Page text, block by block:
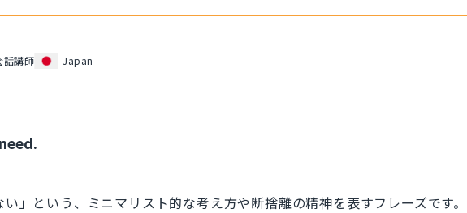
話講師
Japan
い」という、ミニマリスト的な考え方や断捨離の精神を表すフレーズです。